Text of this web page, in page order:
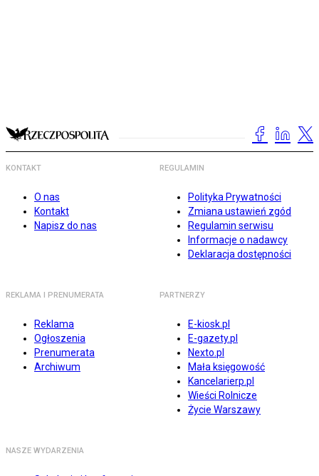
KONTAKT
O nas
Kontakt
Napisz do nas
REGULAMIN
Polityka Prywatności
Zmiana ustawień zgód
Regulamin serwisu
Informacje o nadawcy
Deklaracja dostępności
REKLAMA I PRENUMERATA
Reklama
Ogłoszenia
Prenumerata
Archiwum
PARTNERZY
E-kiosk.pl
E-gazety.pl
Nexto.pl
Mała księgowość
Kancelarierp.pl
Wieści Rolnicze
Życie Warszawy
NASZE WYDARZENIA